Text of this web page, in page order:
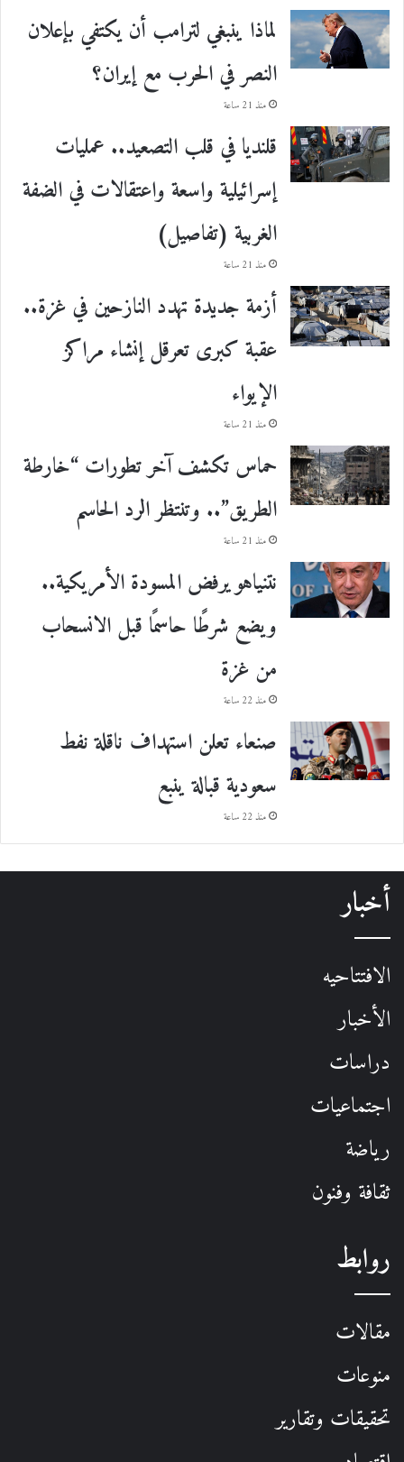
لماذا ينبغي لترامب أن يكتفي بإعلان
النصر في الحرب مع إيران؟
منذ 21 ساعة
قلنديا في قلب التصعيد.. عمليات
إسرائيلية واسعة واعتقالات في الضفة
الغربية (تفاصيل)
منذ 21 ساعة
أزمة جديدة تهدد النازحين في غزة..
عقبة كبرى تعرقل إنشاء مراكز
الإيواء
منذ 21 ساعة
حماس تكشف آخر تطورات “خارطة
الطريق”.. وتنتظر الرد الحاسم
منذ 21 ساعة
نتنياهو يرفض المسودة الأمريكية..
ويضع شرطًا حاسمًا قبل الانسحاب
من غزة
منذ 22 ساعة
صنعاء تعلن استهداف ناقلة نفط
سعودية قبالة ينبع
منذ 22 ساعة
أخبار
الافتتاحيه
الأخبار
دراسات
اجتماعيات
رياضة
ثقافة وفنون
روابط
مقالات
منوعات
تحقيقات وتقارير